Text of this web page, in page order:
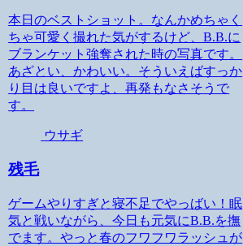
本日のベストショット。なんかめちゃく
ちゃ可愛く撮れた気がするけど、B.B.に
ブランケット強奪された時の写真です。
あざとい、かわいい。そういえばすっか
り目は良いですよ、再発もなさそうで
す。
ウサギ
残毛
ゲームやりすぎと寝不足でやっばい！眠
気と戦いながら、今日も元気にB.B.を撫
でます。やっと春のフワフワラッシュが